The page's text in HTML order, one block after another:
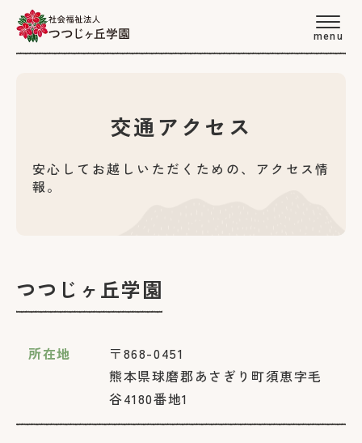
menu
交通アクセス
安心してお越しいただくための、アクセス情
報。
つつじヶ丘学園
所在地
〒868-0451
熊本県球磨郡あさぎり町須恵字毛
谷4180番地1